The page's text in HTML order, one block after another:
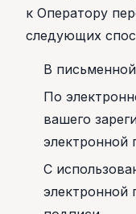
к Оператору
следующих
В
По
вашего
электронной
С
электронной